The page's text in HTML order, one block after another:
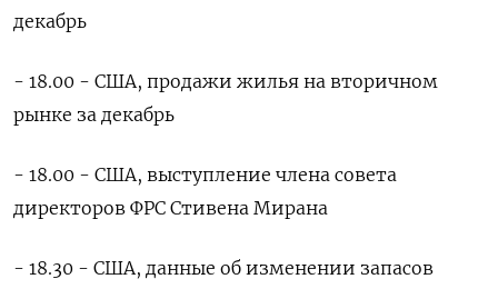
декабрь
- 18.00 - США, ‌продажи жилья на вторичном
рынке за декабрь
- 18.00 - США, выступление члена совета
директоров ФРС Стивена Мирана
- 18.30 - США, данные об изменении запасов